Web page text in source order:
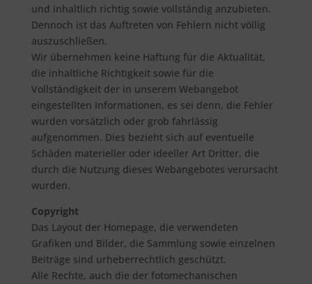
und inhaltlich richtig sowie vollständig anzubieten.
Dennoch ist das Auftreten von Fehlern nicht völlig
auszuschließen.
Wir übernehmen keine Haftung für die Aktualität,
die inhaltliche Richtigkeit sowie für die
Vollständigkeit der in unserem Webangebot
eingestellten Informationen, es sei denn, die Fehler
wurden vorsätzlich oder grob fahrlässig
aufgenommen. Dies bezieht sich auf eventuelle
Schäden materieller oder ideeller Art Dritter, die
durch die Nutzung dieses Webangebotes verursacht
wurden.
Copyright
Das Layout der Homepage, die verwendeten
Grafiken und Bilder, die Sammlung sowie einzelnen
Beiträge sind urheberrechtlich geschützt.
Alle Rechte, auch die der fotomechanischen